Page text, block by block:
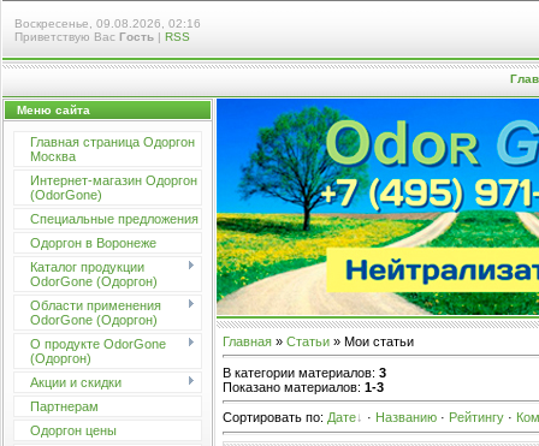
Воскресенье, 09.08.2026, 02:16
Приветствую Вас Гость | RSS
Меню сайта
Главная страница Одоргон
Москва
Интернет-магазин Одоргон
(OdorGone)
Специальные предложения
Одоргон в Воронеже
Каталог продукции
OdorGone (Одоргон)
Области применения
OdorGone (Одоргон)
О продукте OdorGone
(Одоргон)
Акции и скидки
Партнерам
Одоргон цены
Главная » Статьи » Мои статьи
В категории материалов: 3
Показано материалов: 1-3
Сортировать по: Дате · Названию · Рейтингу ·